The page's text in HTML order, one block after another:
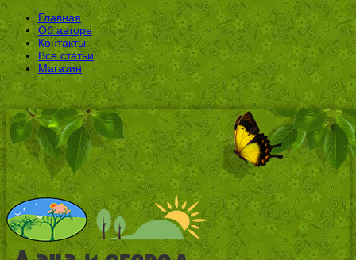
Главная
Об авторе
Контакты
Все статьи
Магазин